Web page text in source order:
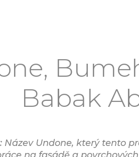
Babak
Název Undone, který tento